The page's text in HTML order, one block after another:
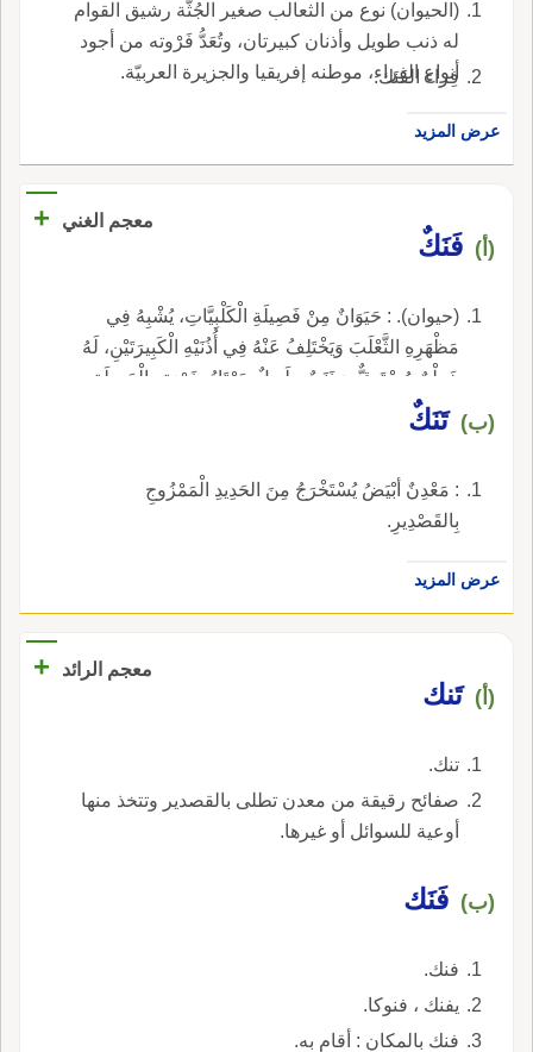
(الحيوان) نوع من الثعالب صغير الجُثَّة رشيق القوام
له ذنب طويل وأذنان كبيرتان، وتُعَدُّ فَرْوته من أجود
أنواع الفِراء، موطنه إفريقيا والجزيرة العربيّة.
فِراء الفَنَك.
عرض المزيد
معجم الغني +
(أ) فَنَكٌ
(حيوان). : حَيَوَانٌ مِنْ فَصِيلَةِ الْكَلْبِيَّاتِ، يُشْبِهُ فِي
مَظْهَرِهِ الثَّعْلَبَ وَيَخْتَلِفُ عَنْهُ فِي أُذُنَيْهِ الْكَبِيرَتَيْنِ، لَهُ
خَطْمٌ مُسْتَدِقٌّ، وَذَنَبٌ طَوِيلٌ، يَمْتَازُ بِفَرْوَتِهِ الْجَمِيلَةِ،
يَعِيشُ بِالصَّحْرَاءِ.
(ب) تَنَكٌ
: مَعْدِنٌ أبْيَضُ يُسْتَخْرَجُ مِنَ الحَدِيدِ الْمَمْزُوجِ
بِالقَصْدِيرِ.
عرض المزيد
معجم الرائد +
(أ) تَنك
تنك.
صفائح رقيقة من معدن تطلى بالقصدير وتتخذ منها
أوعية للسوائل أو غيرها.
(ب) فَنَك
فنك.
يفنك ، فنوكا.
فنك بالمكان : أقام به.